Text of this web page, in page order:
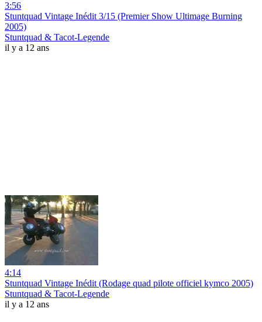
3:56
Stuntquad Vintage Inédit 3/15 (Premier Show Ultimage Burning
2005)
Stuntquad & Tacot-Legende
il y a 12 ans
4:14
Stuntquad Vintage Inédit (Rodage quad pilote officiel kymco 2005)
Stuntquad & Tacot-Legende
il y a 12 ans